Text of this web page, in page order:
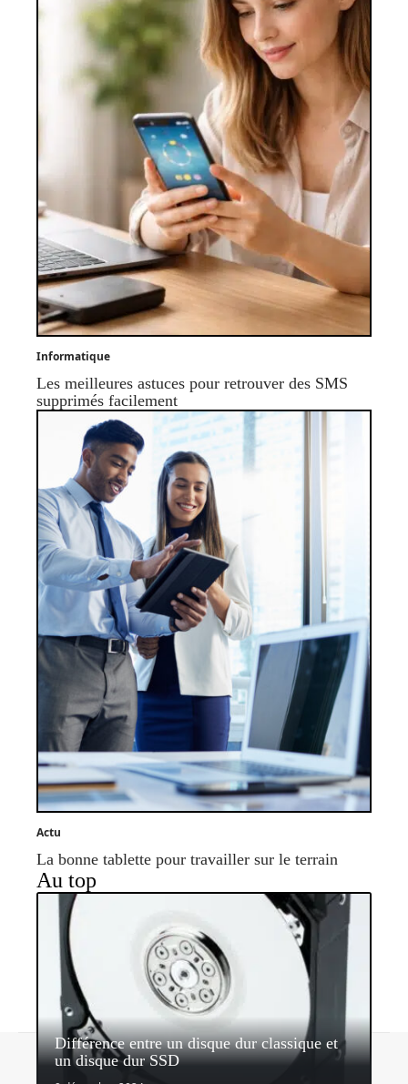
Informatique
Les meilleures astuces pour retrouver des SMS
supprimés facilement
Actu
La bonne tablette pour travailler sur le terrain
Au top
Différence entre un disque dur classique et
un disque dur SSD
Contact Mentions légales Sitemap